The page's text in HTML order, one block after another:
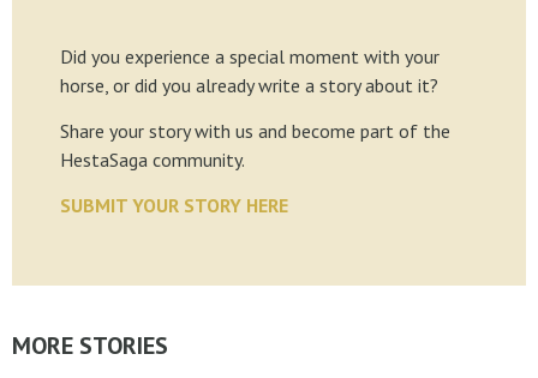
Did you experience a special moment with your
horse, or did you already write a story about it?
Share your story with us and become part of the
HestaSaga community.
SUBMIT YOUR STORY HERE
MORE STORIES